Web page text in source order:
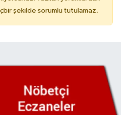
şekilde sorumlu tutulamaz.